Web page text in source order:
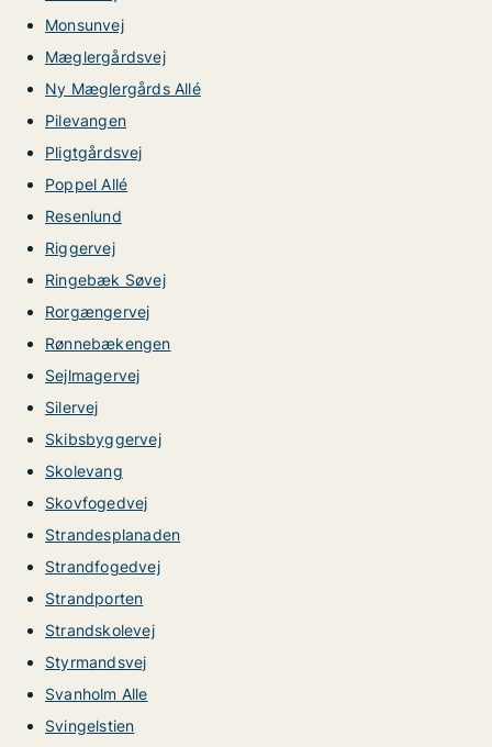
Monsunvej
Mæglergårdsvej
Ny Mæglergårds Allé
Pilevangen
Pligtgårdsvej
Poppel Allé
Resenlund
Riggervej
Ringebæk Søvej
Rorgængervej
Rønnebækengen
Sejlmagervej
Silervej
Skibsbyggervej
Skolevang
Skovfogedvej
Strandesplanaden
Strandfogedvej
Strandporten
Strandskolevej
Styrmandsvej
Svanholm Alle
Svingelstien